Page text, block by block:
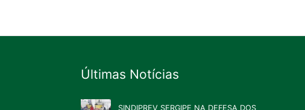
Últimas Notícias
SINDIPREV SERGIPE NA DEFESA DOS